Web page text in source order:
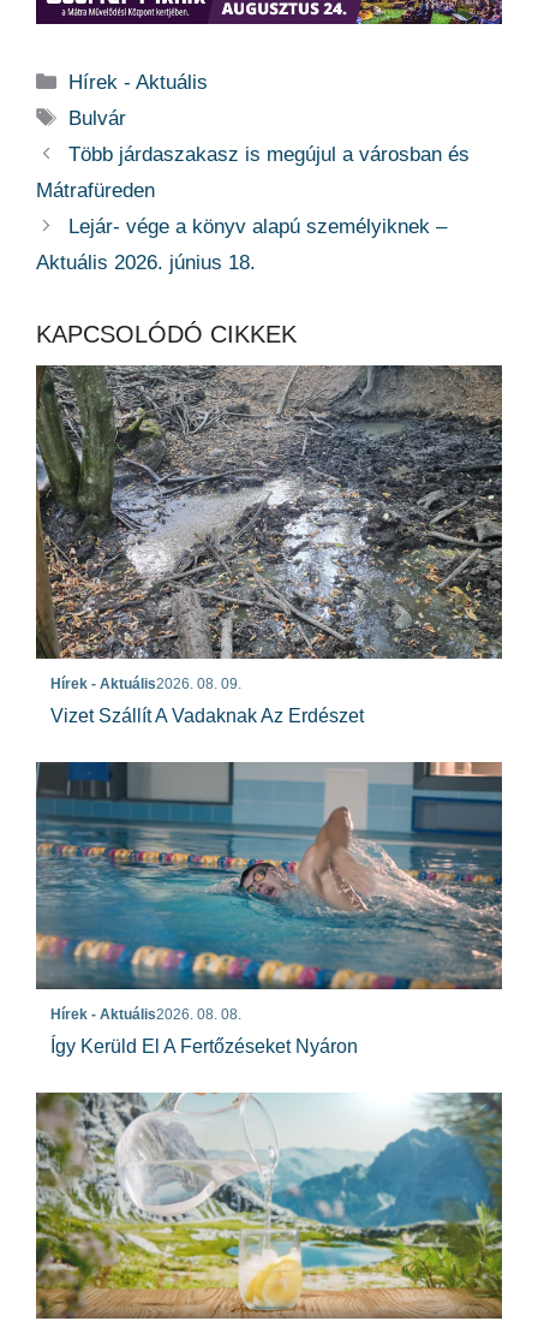
Kategória
Hírek - Aktuális
Címkék
Bulvár
Több járdaszakasz is megújul a városban és
Mátrafüreden
Lejár- vége a könyv alapú személyiknek –
Aktuális 2026. június 18.
KAPCSOLÓDÓ CIKKEK
Hírek - Aktuális2026. 08. 09.
Vizet Szállít A Vadaknak Az Erdészet
Hírek - Aktuális2026. 08. 08.
Így Kerüld El A Fertőzéseket Nyáron